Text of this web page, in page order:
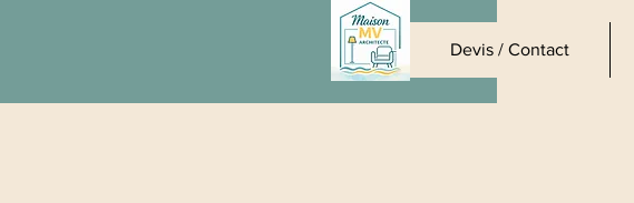
Maison MV
Architecte d'intérieur
Devis / Contact